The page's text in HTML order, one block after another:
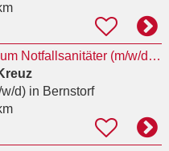
4 Auszubildende zum Notfallsanitäter (m/w/d) in Vollzeit
d)in Bernstorf